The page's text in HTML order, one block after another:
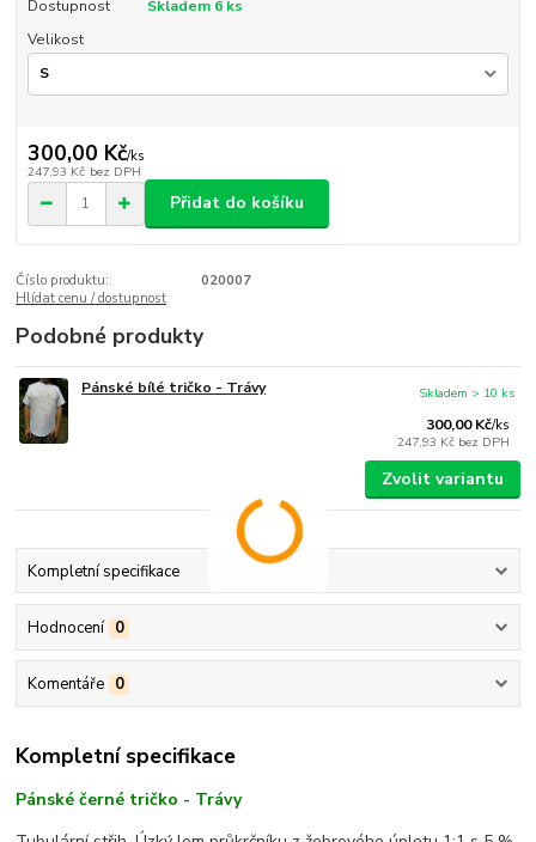
Dostupnost
Skladem 6 ks
Velikost
300,00 Kč/ks
247,93 Kč bez DPH
Přidat do košíku
Číslo produktu:
020007
Hlídat cenu / dostupnost
Podobné produkty
Pánské bílé tričko - Trávy
300,00 Kč/ks
247,93 Kč bez DPH
Skladem > 10 ks
Zvolit variantu
Kompletní specifikace
Hodnocení 0
Komentáře 0
Kompletní specifikace
Pánské černé tričko - Trávy